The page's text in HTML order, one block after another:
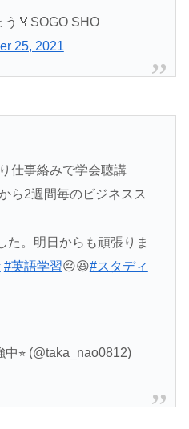
🏅SOGO SHO
25, 2021
仕事絡みで学会聴講
ら2週間毎のビジネスス
た。明日からも頑張りま
#英語学習😔😆#スタディ
⭐︎ (@taka_nao0812)